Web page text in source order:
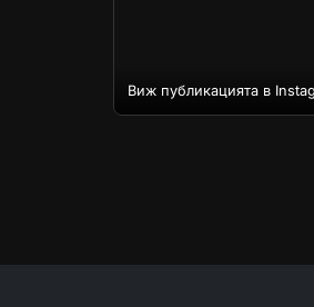
Виж публикацията в